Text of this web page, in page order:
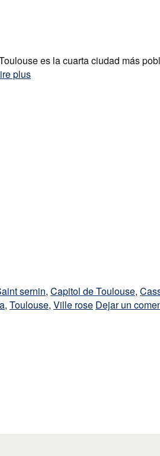
es la cuarta ciudad más
plus
sernin, Capitol de Toulouse,
, Toulouse, Ville rose Dejar un